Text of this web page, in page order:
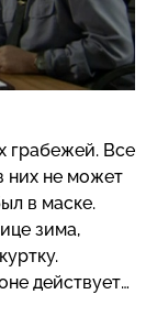
грабежей. Все
них не может
в маске.
зима,
действует
на дозу.